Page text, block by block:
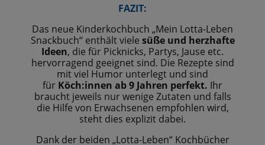
FAZIT:
Das neue Kinderkochbuch „Mein Lotta-Leben
Snackbuch“ enthält viele süße und herzhafte
Ideen, die für Picknicks, Partys, Jause etc.
hervorragend geeignet sind. Die Rezepte sind
mit viel Humor unterlegt und sind
für Köch:innen ab 9 Jahren perfekt. Ihr
braucht jeweils nur wenige Zutaten und falls
die Hilfe von Erwachsenen empfohlen wird,
steht dies explizit dabei.
Dank der beiden „Lotta-Leben“ Kochbücher